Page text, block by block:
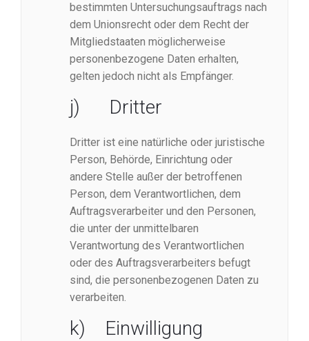
bestimmten Untersuchungsauftrags nach
dem Unionsrecht oder dem Recht der
Mitgliedstaaten möglicherweise
personenbezogene Daten erhalten,
gelten jedoch nicht als Empfänger.
j) Dritter
Dritter ist eine natürliche oder juristische
Person, Behörde, Einrichtung oder
andere Stelle außer der betroffenen
Person, dem Verantwortlichen, dem
Auftragsverarbeiter und den Personen,
die unter der unmittelbaren
Verantwortung des Verantwortlichen
oder des Auftragsverarbeiters befugt
sind, die personenbezogenen Daten zu
verarbeiten.
k) Einwilligung